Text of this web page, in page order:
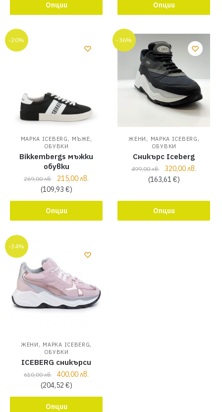
Опции Опции
-20%
МАРКА ICEBERG , МЪЖЕ,
ОБУВКИ
Bikkembergs мъжки
обувки
269,00лв. 215,00лв.
(109,93 €)
Опции
-36%
ЖЕНИ , МАРКА ICEBERG ,
ОБУВКИ
Сникърс Iceberg
499,00лв. 320,00лв.
(163,61 €)
Опции
-34%
ЖЕНИ , МАРКА ICEBERG,
ОБУВКИ
ICEBERG сникърси
610,00лв. 400,00лв.
(204,52 €)
Опции